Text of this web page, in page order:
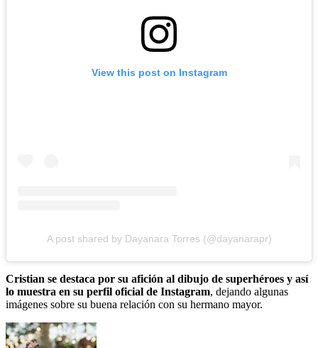
View this post on Instagram
A post shared by Dayanara Torres (@dayanarapr)
Cristian se destaca por su afición al dibujo de superhéroes y así
lo muestra en su perfil oficial de Instagram, dejando algunas
imágenes sobre su buena relación con su hermano mayor.